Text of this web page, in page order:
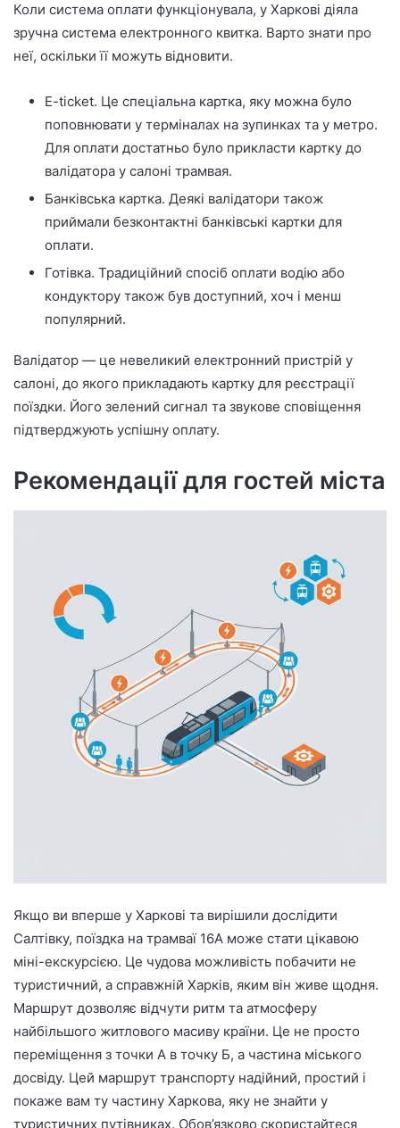
Коли система оплати функціонувала, у Харкові діяла
зручна система електронного квитка. Варто знати про
неї, оскільки її можуть відновити.
E-ticket. Це спеціальна картка, яку можна було
поповнювати у терміналах на зупинках та у метро.
Для оплати достатньо було прикласти картку до
валідатора у салоні трамвая.
Банківська картка. Деякі валідатори також
приймали безконтактні банківські картки для
оплати.
Готівка. Традиційний спосіб оплати водію або
кондуктору також був доступний, хоч і менш
популярний.
Валідатор — це невеликий електронний пристрій у
салоні, до якого прикладають картку для реєстрації
поїздки. Його зелений сигнал та звукове сповіщення
підтверджують успішну оплату.
Рекомендації для гостей міста
Якщо ви вперше у Харкові та вирішили дослідити
Салтівку, поїздка на трамваї 16А може стати цікавою
міні-екскурсією. Це чудова можливість побачити не
туристичний, а справжній Харків, яким він живе щодня.
Маршрут дозволяє відчути ритм та атмосферу
найбільшого житлового масиву країни. Це не просто
переміщення з точки А в точку Б, а частина міського
досвіду. Цей маршрут транспорту надійний, простий і
покаже вам ту частину Харкова, яку не знайти у
туристичних путівниках. Обов’язково скористайтеся